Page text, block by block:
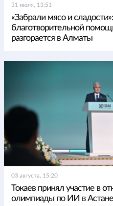
31 июля, 13:51
«Забрали мясо и
благотворительной
разгорается в Алматы
03 августа, 15:20
Токаев принял участие в
олимпиады по ИИ в Астане